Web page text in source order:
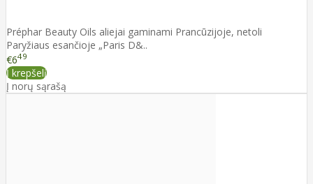
Préphar Beauty Oils aliejai gaminami Prancūzijoje, netoli
Paryžiaus esančioje „Paris D&..
€649
Į krepšelį
Į norų sąrašą